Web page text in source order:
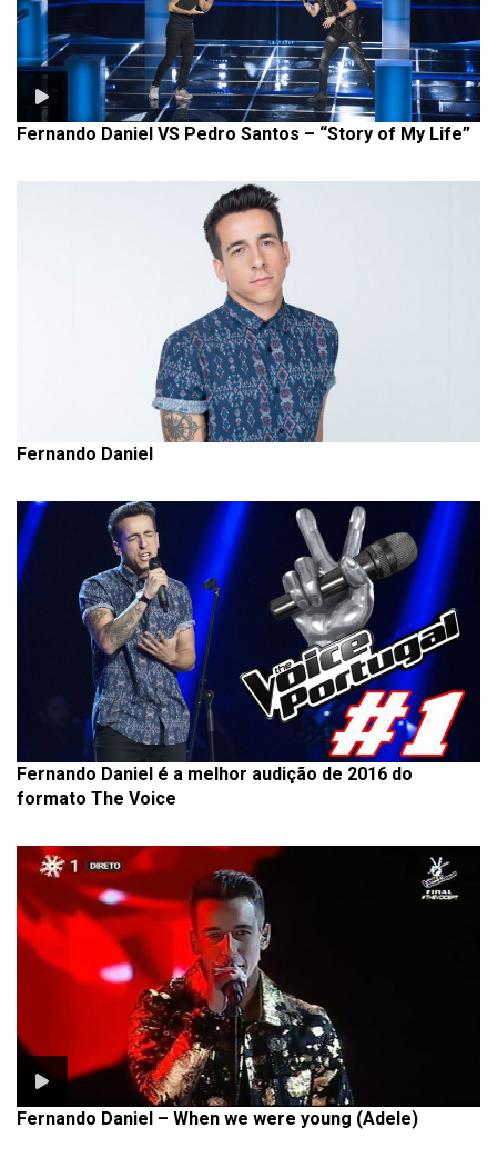
Fernando Daniel VS Pedro Santos – “Story of My Life”
Fernando Daniel
Fernando Daniel é a melhor audição de 2016 do
formato The Voice
Fernando Daniel – When we were young (Adele)